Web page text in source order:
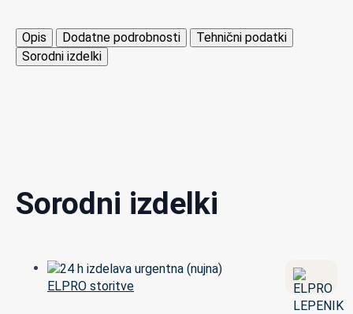
Opis Dodatne podrobnosti
Tehnični podatki
Sorodni izdelki
Sorodni izdelki
ELPRO storitve